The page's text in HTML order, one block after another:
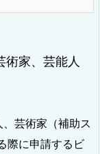
術家、芸能人
芸術家（補助ス
際に申請するビ